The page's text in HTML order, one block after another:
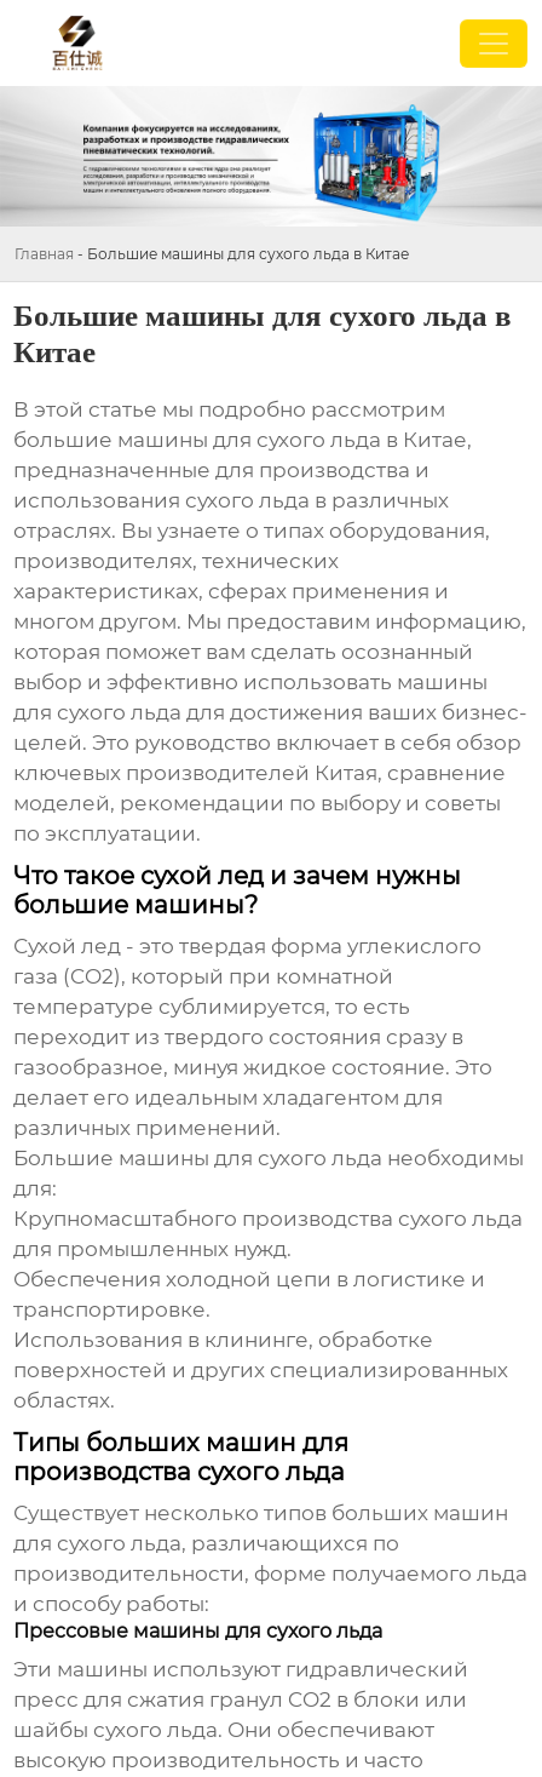
Главная - Большие машины для сухого льда в Китае
Большие машины для сухого льда в
Китае
В этой статье мы подробно рассмотрим
большие машины для сухого льда в Китае,
предназначенные для производства и
использования сухого льда в различных
отраслях. Вы узнаете о типах оборудования,
производителях, технических
характеристиках, сферах применения и
многом другом. Мы предоставим информацию,
которая поможет вам сделать осознанный
выбор и эффективно использовать машины
для сухого льда для достижения ваших бизнес-
целей. Это руководство включает в себя обзор
ключевых производителей Китая, сравнение
моделей, рекомендации по выбору и советы
по эксплуатации.
Что такое сухой лед и зачем нужны
большие машины?
Сухой лед - это твердая форма углекислого
газа (CO2), который при комнатной
температуре сублимируется, то есть
переходит из твердого состояния сразу в
газообразное, минуя жидкое состояние. Это
делает его идеальным хладагентом для
различных применений.
Большие машины для сухого льда необходимы
для:
Крупномасштабного производства сухого льда
для промышленных нужд.
Обеспечения холодной цепи в логистике и
транспортировке.
Использования в клининге, обработке
поверхностей и других специализированных
областях.
Типы больших машин для
производства сухого льда
Существует несколько типов больших машин
для сухого льда, различающихся по
производительности, форме получаемого льда
и способу работы:
Прессовые машины для сухого льда
Эти машины используют гидравлический
пресс для сжатия гранул CO2 в блоки или
шайбы сухого льда. Они обеспечивают
высокую производительность и часто